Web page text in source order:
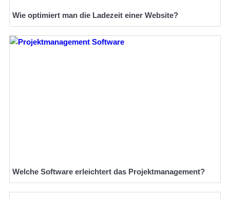
Wie optimiert man die Ladezeit einer Website?
Welche Software erleichtert das Projektmanagement?